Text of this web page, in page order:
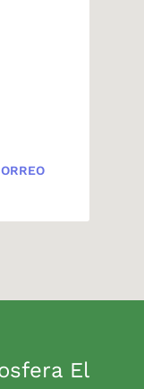
El